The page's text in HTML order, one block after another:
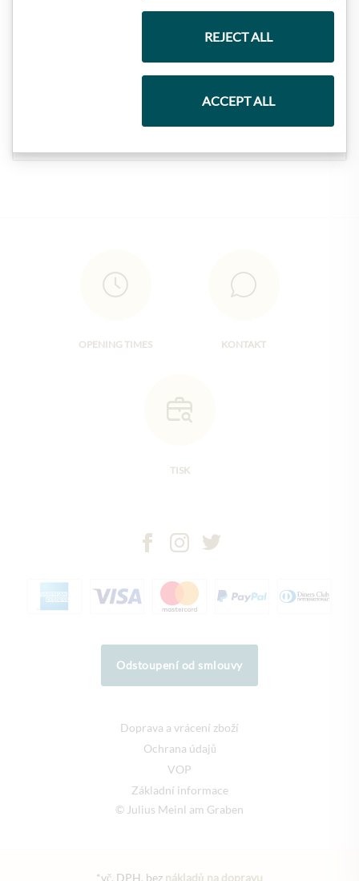
OPENING TIMES KONTAKT
TISK
Odstoupení od smlouvy
Doprava a vrácení zboží
Ochrana údajů
VOP
Základní informace
© Julius Meinl am Graben
*vč. DPH, bez nákladů na dopravu
REJECT ALL
ACCEPT ALL